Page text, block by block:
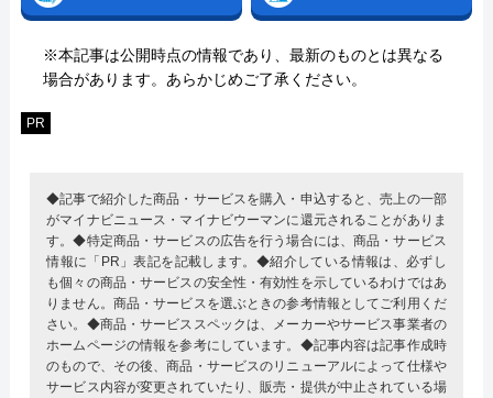
※本記事は公開時点の情報であり、最新のものとは異なる
場合があります。あらかじめご了承ください。
PR
◆記事で紹介した商品・サービスを購入・申込すると、売上の一部
がマイナビニュース・マイナビウーマンに還元されることがありま
す。◆特定商品・サービスの広告を行う場合には、商品・サービス
情報に「PR」表記を記載します。◆紹介している情報は、必ずし
も個々の商品・サービスの安全性・有効性を示しているわけではあ
りません。商品・サービスを選ぶときの参考情報としてご利用くだ
さい。◆商品・サービススペックは、メーカーやサービス事業者の
ホームページの情報を参考にしています。◆記事内容は記事作成時
のもので、その後、商品・サービスのリニューアルによって仕様や
サービス内容が変更されていたり、販売・提供が中止されている場